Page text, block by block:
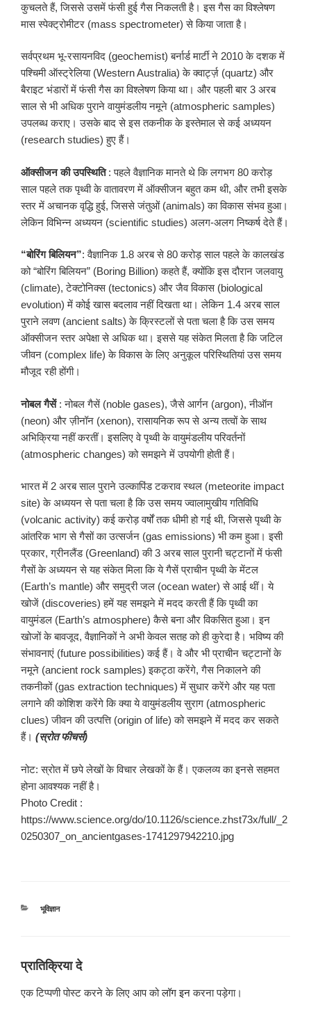
कुचलते हैं, जिससे उसमें फंसी हुई गैस निकलती है। इस गैस का विश्लेषण
मास स्पेक्ट्रोमीटर (mass spectrometer) से किया जाता है।
सर्वप्रथम भू-रसायनविद (geochemist) बर्नार्ड मार्टी ने 2010 के दशक में
पश्चिमी ऑस्ट्रेलिया (Western Australia) के क्वार्ट्ज़ (quartz) और
बैराइट भंडारों में फंसी गैस का विश्लेषण किया था। और पहली बार 3 अरब
साल से भी अधिक पुराने वायुमंडलीय नमूने (atmospheric samples)
उपलब्ध कराए। उसके बाद से इस तकनीक के इस्तेमाल से कई अध्ययन
(research studies) हुए हैं।
ऑक्सीजन की उपस्थिति: पहले वैज्ञानिक मानते थे कि लगभग 80 करोड़
साल पहले तक पृथ्वी के वातावरण में ऑक्सीजन बहुत कम थी, और तभी इसके
स्तर में अचानक वृद्धि हुई, जिससे जंतुओं (animals) का विकास संभव हुआ।
लेकिन विभिन्न अध्ययन (scientific studies) अलग-अलग निष्कर्ष देते हैं।
“बोरिंग बिलियन”: वैज्ञानिक 1.8 अरब से 80 करोड़ साल पहले के कालखंड
को “बोरिंग बिलियन” (Boring Billion) कहते हैं, क्योंकि इस दौरान जलवायु
(climate), टेक्टोनिक्स (tectonics) और जैव विकास (biological
evolution) में कोई खास बदलाव नहीं दिखता था। लेकिन 1.4 अरब साल
पुराने लवण (ancient salts) के क्रिस्टलों से पता चला है कि उस समय
ऑक्सीजन स्तर अपेक्षा से अधिक था। इससे यह संकेत मिलता है कि जटिल
जीवन (complex life) के विकास के लिए अनुकूल परिस्थितियां उस समय
मौजूद रही होंगी।
नोबल गैसें: नोबल गैसें (noble gases), जैसे आर्गन (argon), नीऑन
(neon) और ज़ीनॉन (xenon), रासायनिक रूप से अन्य तत्वों के साथ
अभिक्रिया नहीं करतीं। इसलिए वे पृथ्वी के वायुमंडलीय परिवर्तनों
(atmospheric changes) को समझने में उपयोगी होती हैं।
भारत में 2 अरब साल पुराने उल्कापिंड टकराव स्थल (meteorite impact
site) के अध्ययन से पता चला है कि उस समय ज्वालामुखीय गतिविधि
(volcanic activity) कई करोड़ वर्षों तक धीमी हो गई थी, जिससे पृथ्वी के
आंतरिक भाग से गैसों का उत्सर्जन (gas emissions) भी कम हुआ। इसी
प्रकार, ग्रीनलैंड (Greenland) की 3 अरब साल पुरानी चट्टानों में फंसी
गैसों के अध्ययन से यह संकेत मिला कि ये गैसें प्राचीन पृथ्वी के मेंटल
(Earth’s mantle) और समुद्री जल (ocean water) से आई थीं। ये
खोजें (discoveries) हमें यह समझने में मदद करती हैं कि पृथ्वी का
वायुमंडल (Earth’s atmosphere) कैसे बना और विकसित हुआ। इन
खोजों के बावजूद, वैज्ञानिकों ने अभी केवल सतह को ही कुरेदा है। भविष्य की
संभावनाएं (future possibilities) कई हैं। वे और भी प्राचीन चट्टानों के
नमूने (ancient rock samples) इकट्ठा करेंगे, गैस निकालने की
तकनीकों (gas extraction techniques) में सुधार करेंगे और यह पता
लगाने की कोशिश करेंगे कि क्या ये वायुमंडलीय सुराग (atmospheric
clues) जीवन की उत्पत्ति (origin of life) को समझने में मदद कर सकते
हैं। (स्रोत फीचर्स)
नोट: स्रोत में छपे लेखों के विचार लेखकों के हैं। एकलव्य का इनसे सहमत
होना आवश्यक नहीं है।
Photo Credit :
https://www.science.org/do/10.1126/science.zhst73x/full/_2
0250307_on_ancientgases-1741297942210.jpg
श्रेणियाँ
भूविज्ञान
प्रातिक्रिया दे
एक टिप्पणी पोस्ट करने के लिए आप कोलॉग इनकरना पड़ेगा।